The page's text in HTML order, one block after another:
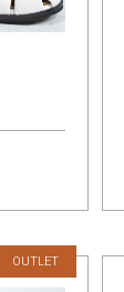
OUTLET